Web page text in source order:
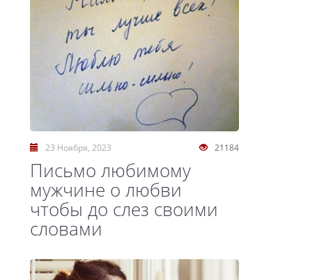
21184
23 Ноября, 2023
Письмо любимому
мужчине о любви
чтобы до слез своими
словами